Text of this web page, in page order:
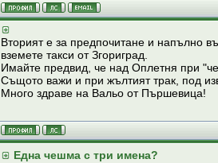
Вторият е за предпочитане и напълно
вземете такси от Згориград.
Имайте предвид, че над Оплетня при
Същото важи и при жълтият трак, под
Много здраве на Вальо от Пършевица!
Една чешма с три имена?